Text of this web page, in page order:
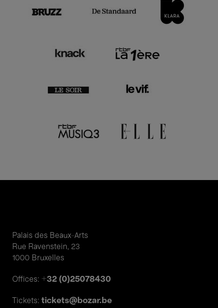
Palais des Beaux-Arts
Rue Ravenstein, 23
1000 Bruxelles
Offices: +32 (0)25078430
Tickets: tickets@bozar.be